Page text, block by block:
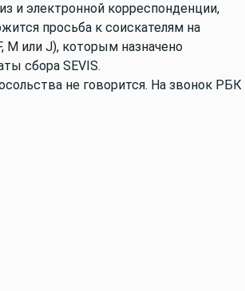
и электронной корреспонденции,
просьба к соискателям на
M или J), которым назначено
сбора SEVIS.
не говорится. На звонок РБК